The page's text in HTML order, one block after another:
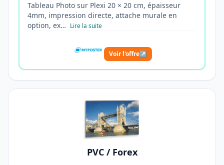
Tableau Photo sur Plexi 20 × 20 cm, épaisseur
4mm, impression directe, attache murale en
option, ex… Lire la suite
Voir l'offre↗
PVC / Forex